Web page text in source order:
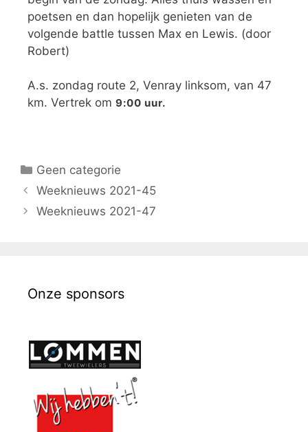
poetsen en dan hopelijk genieten van de
volgende battle tussen Max en Lewis. (door
Robert)
A.s. zondag route 2, Venray linksom, van 47
km. Vertrek om 9:00 uur.
Geen categorie
Weeknieuws 2021-45
Weeknieuws 2021-47
Onze sponsors